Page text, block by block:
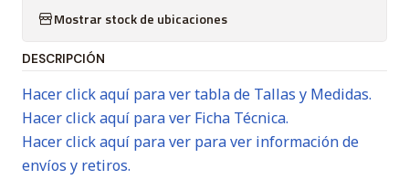
Mostrar stock de ubicaciones
DESCRIPCIÓN
Hacer click aquí para ver tabla de Tallas y Medidas.
Hacer click aquí para ver Ficha Técnica.
Hacer click aquí para ver para ver información de
envíos y retiros.